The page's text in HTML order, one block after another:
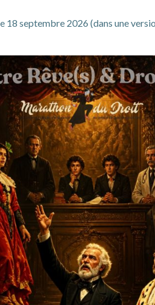
septembre 2026 (dans une